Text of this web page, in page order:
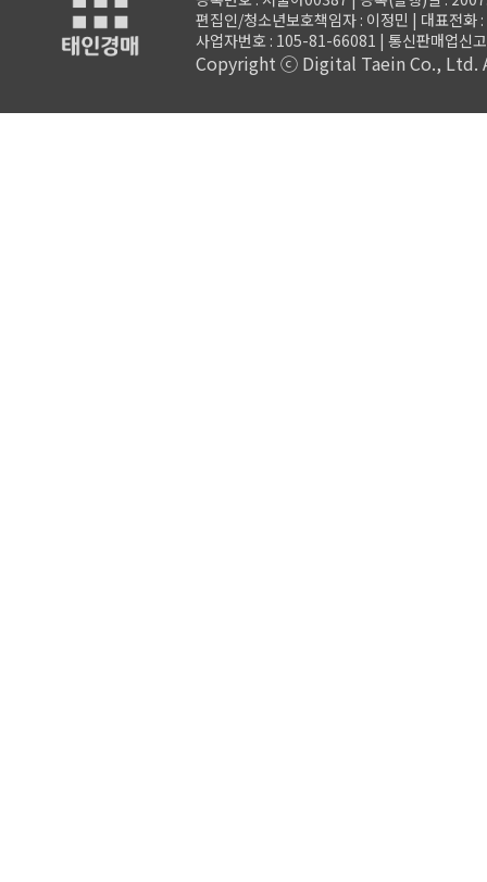
편집인/청소년보호책임자 : 이정민 | 대표전
사업자번호 : 105-81-66081 | 통신판매업
Copyright ⓒ Digital Taein Co., Ltd.